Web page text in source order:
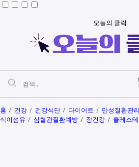
오늘의 클릭
홈 건강 건강식단 다이어트 만성질환관리
식이섬유
심혈관질환예방 장건강 콜레스